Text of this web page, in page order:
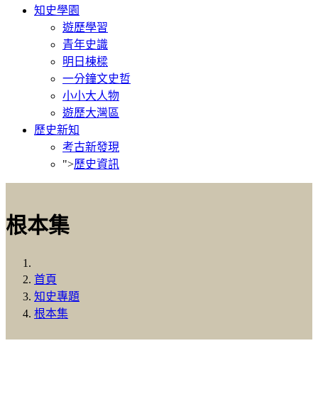
知史學園
遊歷學習
青年史識
明日棟樑
一分鐘文史哲
小小大人物
遊歷大灣區
歷史新知
考古新發現
">歷史資訊
根本集
首頁
知史專題
根本集